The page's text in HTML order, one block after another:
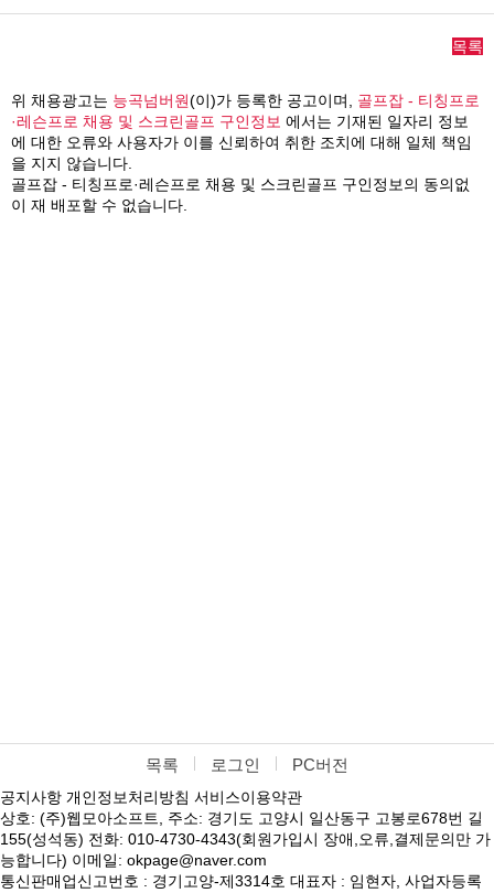
목록
위 채용광고는 능곡넘버원(이)가 등록한 공고이며, 골프잡 - 티칭프로
·레슨프로 채용 및 스크린골프 구인정보 에서는 기재된 일자리 정보
에 대한 오류와 사용자가 이를 신뢰하여 취한 조치에 대해 일체 책임
을 지지 않습니다.
골프잡 - 티칭프로·레슨프로 채용 및 스크린골프 구인정보의 동의없
이 재 배포할 수 없습니다.
목록 로그인 PC버전
공지사항 개인정보처리방침 서비스이용약관
상호: (주)웹모아소프트, 주소: 경기도 고양시 일산동구 고봉로678번 길
155(성석동) 전화: 010-4730-4343(회원가입시 장애,오류,결제문의만 가
능합니다) 이메일: okpage@naver.com
통신판매업신고번호 : 경기고양-제3314호 대표자 : 임현자, 사업자등록